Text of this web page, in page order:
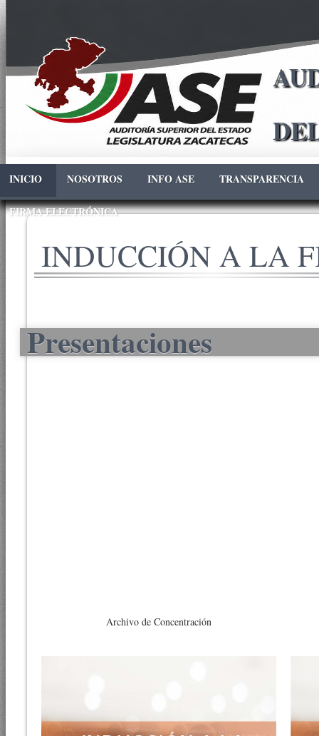
INICIO NOSOTROS INFO ASE TRANSPARENCIA
FIRMA ELECTRÓNICA
INDUCCIÓN A LA
Presentaciones
Archivo de Concentración